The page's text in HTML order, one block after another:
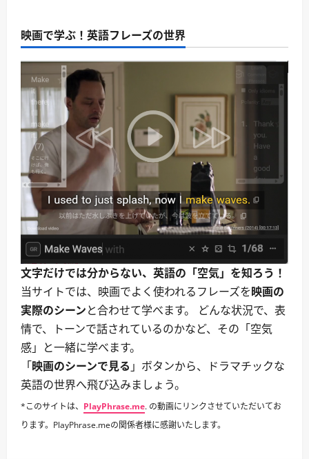
映画で学ぶ！英語フレーズの世界
文字だけでは分からない、英語の「空気」を知ろう！
当サイトでは、映画でよく使われるフレーズを映画の
実際のシーンと合わせて学べます。 どんな状況で、表
情で、トーンで話されているのかなど、その「空気
感」と一緒に学べます。
「映画のシーンで見る 」ボタンから、ドラマチックな
英語の世界へ飛び込みましょう。
*このサイトは、 PlayPhrase.me. の動画にリンクさせていただいてお
ります。PlayPhrase.meの関係者様に感謝いたします。